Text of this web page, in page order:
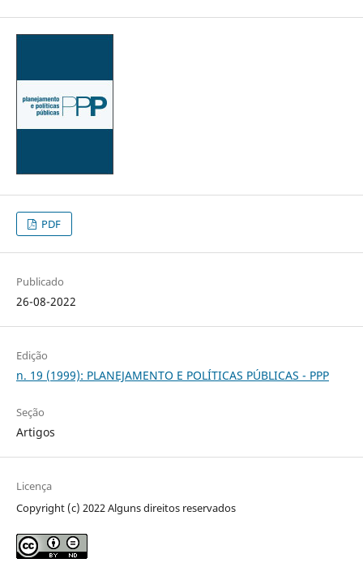
PDF
Publicado
26-08-2022
Edição
n. 19 (1999): PLANEJAMENTO E POLÍTICAS PÚBLICAS - PPP
Seção
Artigos
Licença
Copyright (c) 2022 Alguns direitos reservados